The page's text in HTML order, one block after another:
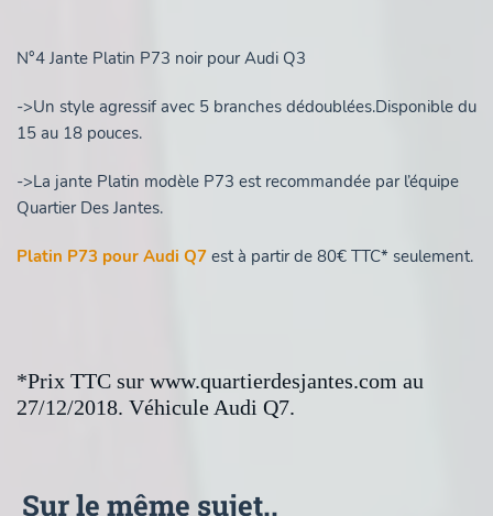
N°4 Jante Platin P73 noir pour Audi Q3
->Un style agressif avec 5 branches dédoublées.Disponible du
15 au 18 pouces.
->La jante Platin modèle P73 est recommandée par l’équipe
Quartier Des Jantes.
Platin P73 pour Audi Q7 est à partir de 80€ TTC* seulement.
*Prix TTC sur www.quartierdesjantes.com au
27/12/2018. Véhicule Audi Q7.
Sur le même sujet..